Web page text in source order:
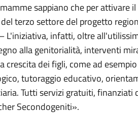
sappiano che per attivare
terzo settore del progetto
– L'iniziativa, infatti, oltre
alla genitorialità, interventi
crescita dei figli, come ad
tutoraggio educativo,
Tutti servizi gratuiti, finanziati
Secondogeniti».